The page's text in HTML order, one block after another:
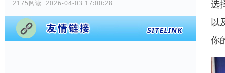
2175阅读 2026-04-03 17:00:28
选
以
你